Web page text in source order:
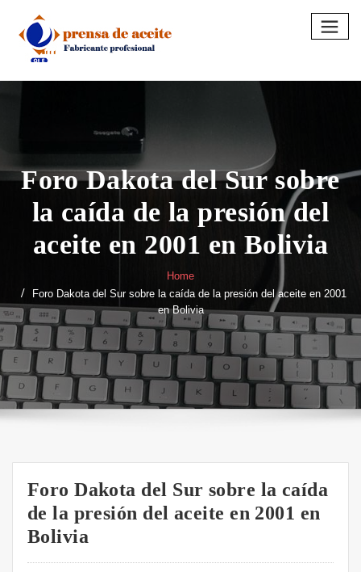
content
Foro Dakota del Sur sobre
la caída de la presión del
aceite en 2001 en Bolivia
Home
Foro Dakota del Sur sobre la caída de la presión del aceite en 2001
en Bolivia
Foro Dakota del Sur sobre la caída
de la presión del aceite en 2001 en
Bolivia